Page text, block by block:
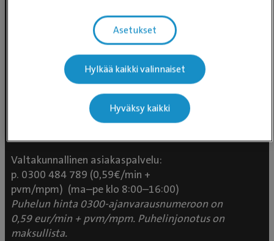
Evidensia Eläinlääkäripalvelut
Valtakunnallinen asiakaspalvelu:
p. 0300 484 789 (0,59€/min +
pvm/mpm) (ma–pe klo 8:00–16:00)
Puhelun hinta 0300-ajanvarausnumeroon on
0,59 eur/min + pvm/mpm. Puhelinjonotus on
maksullista.
Asetukset
Hylkää kaikki valinnaiset
Hyväksy kaikki